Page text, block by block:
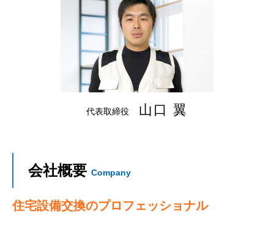
代表取締役 山口 翼
会社概要 Company
住宅設備交換のプロフェッショナル